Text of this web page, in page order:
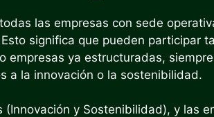
las empresas con sede
significa que pueden participar
empresas ya estructuradas,
a la innovación o la sostenibilidad.
y Sostenibilidad), y las